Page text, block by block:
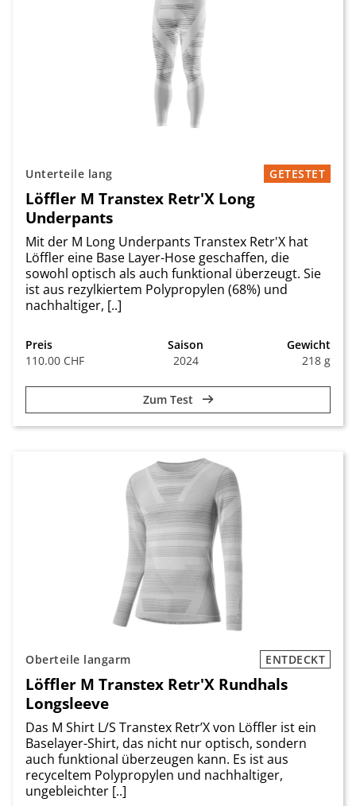
Unterteile lang GETESTET
Löffler M Transtex Retr'X Long
Underpants
Mit der M Long Underpants Transtex Retr'X hat
Löffler eine Base Layer-Hose geschaffen, die
sowohl optisch als auch funktional überzeugt. Sie
ist aus rezylkiertem Polypropylen (68%) und
nachhaltiger, [..]
Preis
110.00 CHF
Saison
2024
Gewicht
218 g
Zum Test
Oberteile langarm ENTDECKT
Löffler M Transtex Retr'X Rundhals
Longsleeve
Das M Shirt L/S Transtex Retr’X von Löffler ist ein
Baselayer-Shirt, das nicht nur optisch, sondern
auch funktional überzeugen kann. Es ist aus
recyceltem Polypropylen und nachhaltiger,
ungebleichter [..]